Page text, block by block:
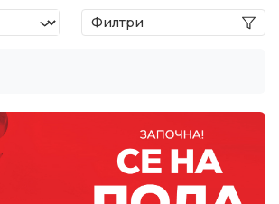
Филтри